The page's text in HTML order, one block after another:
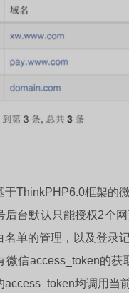
于ThinkPHP6.0框架的
后台默认只能授权2个
名单的管理，以及登录
微信access_token的
access_token均调用当